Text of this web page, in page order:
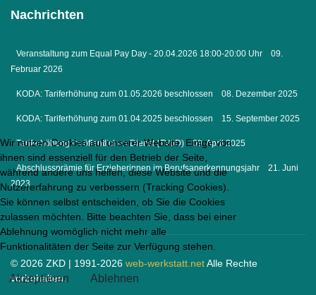
Nachrichten
Veranstaltung zum Equal Pay Day - 20.04.2026 18:00-20:00 Uhr
09.
Februar 2026
KODA: Tariferhöhung zum 01.05.2026 beschlossen 08. Dezember 2025
KODA: Tariferhöhung zum 01.04.2025 beschlossen 15. September 2025
Tariferhöhung im öffentlichen Dienst (TVöD) 09. April 2025
Abschlussprämie für Erzieherinnen im Berufsanerkennungsjahr
21. Juni
2023
© 2026 ZKD | 1991-2026 web-werkstatt.netAlle Rechte
vorbehalten.
Wir nutzen Cookies auf unserer Website. Einige von
ihnen sind essenziell für den Betrieb der Seite,
während andere uns helfen, diese Website und die
Nutzererfahrung zu verbessern (Tracking Cookies).
Sie können selbst entscheiden, ob Sie die Cookies
zulassen möchten. Bitte beachten Sie, dass bei einer
Ablehnung womöglich nicht mehr alle
Funktionalitäten der Seite zur Verfügung stehen.
Akzeptieren Ablehnen